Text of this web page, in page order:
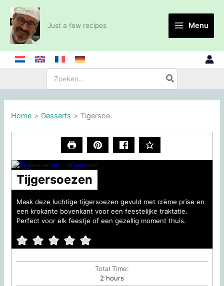
Skip
content
Just a few recipes Menu
for:
Home Desserts Tigersoe
Tijgersoezen
Maak deze luchtige tijgersoezen gevuld met crème prise en
een krokante bovenkant voor een feestelijke traktatie.
Perfect voor elk feestje of een gezellig moment thuis.
Total Time:
2 hours
hours